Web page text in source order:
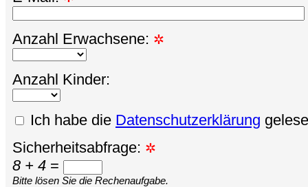
Anzahl Erwachsene: ✲
Anzahl Kinder:
Ich habe die Datenschutzerklärung
Sicherheitsabfrage: ✲
8 + 4 =
Bitte lösen Sie die Rechenaufgabe.